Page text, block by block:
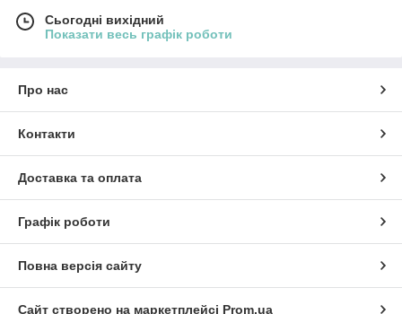
Сьогодні вихідний
Показати весь графік роботи
Про нас
Контакти
Доставка та оплата
Графік роботи
Повна версія сайту
Сайт створено на маркетплейсі Prom.ua